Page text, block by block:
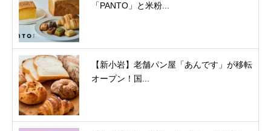
「PANTO」と米粉...
【新小岩】老舗パン屋「あんです」が移転
オープン！国...